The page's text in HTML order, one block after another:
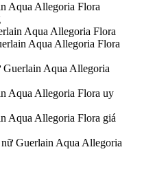
Aqua Allegoria Flora
Aqua Allegoria Flora
Aqua Allegoria Flora
Aqua Allegoria
Aqua Allegoria Flora uy
Aqua Allegoria Flora giá
Guerlain Aqua Allegoria